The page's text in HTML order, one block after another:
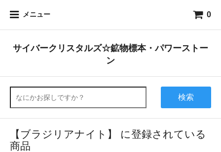
メニュー 0
サイバークリスタルズ☆鉱物標本・パワーストー
ン
検索
【ブラジリアナイト】 に登録されている
商品